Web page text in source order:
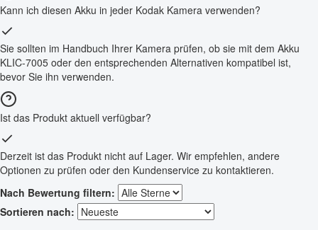
Kann ich diesen Akku in jeder Kodak Kamera verwenden?
Sie sollten im Handbuch Ihrer Kamera prüfen, ob sie mit dem Akku
KLIC-7005 oder den entsprechenden Alternativen kompatibel ist,
bevor Sie ihn verwenden.
Ist das Produkt aktuell verfügbar?
Derzeit ist das Produkt nicht auf Lager. Wir empfehlen, andere
Optionen zu prüfen oder den Kundenservice zu kontaktieren.
Nach Bewertung filtern:
Sortieren nach: